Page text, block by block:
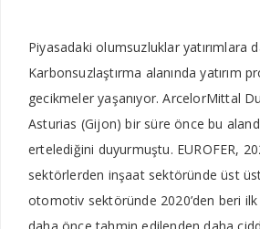
Piyasadaki olumsuzluklar yatırımlara
Karbonsuzlaştırma alanında yatırım
gecikmeler yaşanıyor. ArcelorMittal
Asturias (Gijon) bir süre önce bu
ertelediğini duyurmuştu. EUROFER,
sektörlerden inşaat sektöründe üst
otomotiv sektöründe 2020’den beri